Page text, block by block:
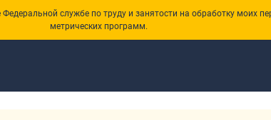
службе по труду и занятости на обработку моих
метрических программ.